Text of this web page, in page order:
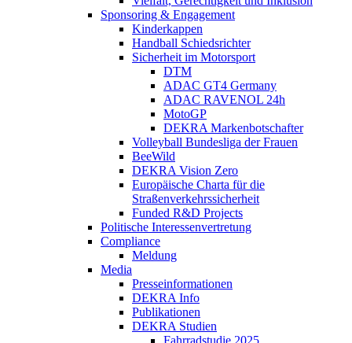
Sponsoring & Engagement
Kinderkappen
Handball Schiedsrichter
Sicherheit im Motorsport
DTM
ADAC GT4 Germany
ADAC RAVENOL 24h
MotoGP
DEKRA Markenbotschafter
Volleyball Bundesliga der Frauen
BeeWild
DEKRA Vision Zero
Europäische Charta für die
Straßenverkehrssicherheit
Funded R&D Projects
Politische Interessenvertretung
Compliance
Meldung
Media
Presseinformationen
DEKRA Info
Publikationen
DEKRA Studien
Fahrradstudie 2025